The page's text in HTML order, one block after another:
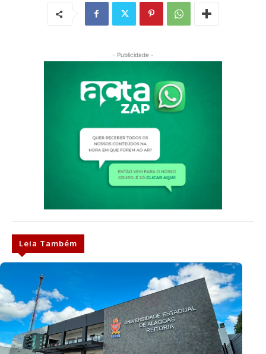
- Publicidade -
Leia Também